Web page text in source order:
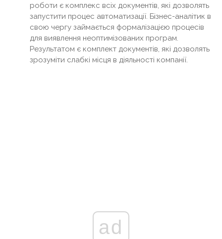
роботи є комплекс всіх документів, які дозволять
запустити процес автоматизації. Бізнес-аналітик в
свою чергу займається формалізацією процесів
для виявлення неоптимізованих програм.
Результатом є комплект документів, які дозволять
зрозуміти слабкі місця в діяльності компанії.
ad